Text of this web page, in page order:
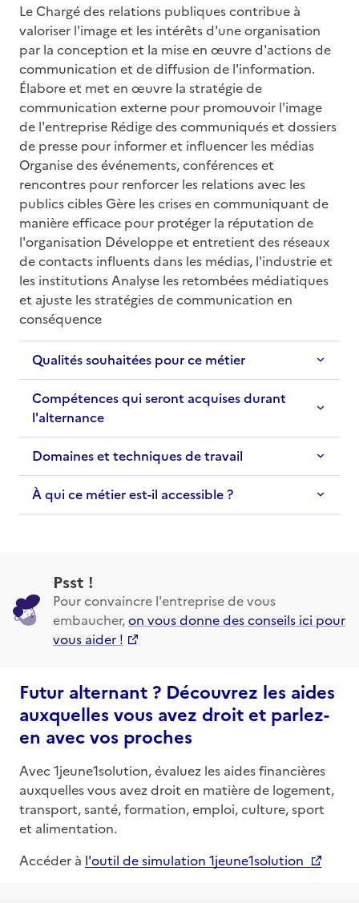
Le Chargé des relations publiques contribue à
valoriser l'image et les intérêts d'une organisation
par la conception et la mise en œuvre d'actions de
communication et de diffusion de l'information.
Élabore et met en œuvre la stratégie de
communication externe pour promouvoir l'image
de l'entreprise Rédige des communiqués et dossiers
de presse pour informer et influencer les médias
Organise des événements, conférences et
rencontres pour renforcer les relations avec les
publics cibles Gère les crises en communiquant de
manière efficace pour protéger la réputation de
l'organisation Développe et entretient des réseaux
de contacts influents dans les médias, l'industrie et
les institutions Analyse les retombées médiatiques
et ajuste les stratégies de communication en
conséquence
Qualités souhaitées pour ce métier
Compétences qui seront acquises durant
l'alternance
Domaines et techniques de travail
À qui ce métier est-il accessible ?
Psst !
Pour convaincre l'entreprise de vous
embaucher,on vous donne des conseils ici pour
vous aider !
Futur alternant ? Découvrez les aides
auxquelles vous avez droit et parlez-
en avec vos proches
Avec 1jeune1solution, évaluez les aides financières
auxquelles vous avez droit en matière de logement,
transport, santé, formation, emploi, culture, sport
et alimentation.
Accéder à l'outil de simulation 1jeune1solution